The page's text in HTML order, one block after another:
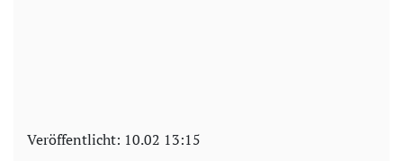
Veröffentlicht: 10.02 13:15